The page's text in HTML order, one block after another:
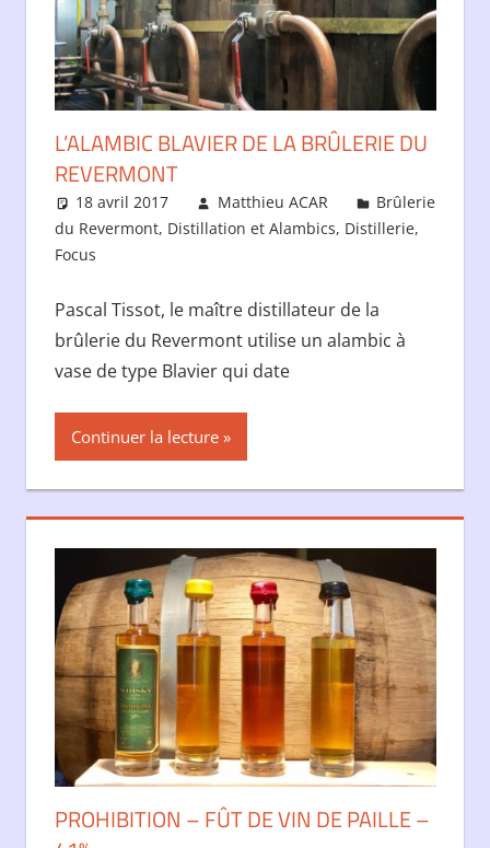
L’ALAMBIC BLAVIER DE LA BRÛLERIE DU
REVERMONT
18 avril 2017 Matthieu ACAR
Brûlerie
du Revermont, Distillation et Alambics, Distillerie,
Focus
Pascal Tissot, le maître distillateur de la
brûlerie du Revermont utilise un alambic à
vase de type Blavier qui date
Continuer la lecture
PROHIBITION – FÛT DE VIN DE PAILLE –